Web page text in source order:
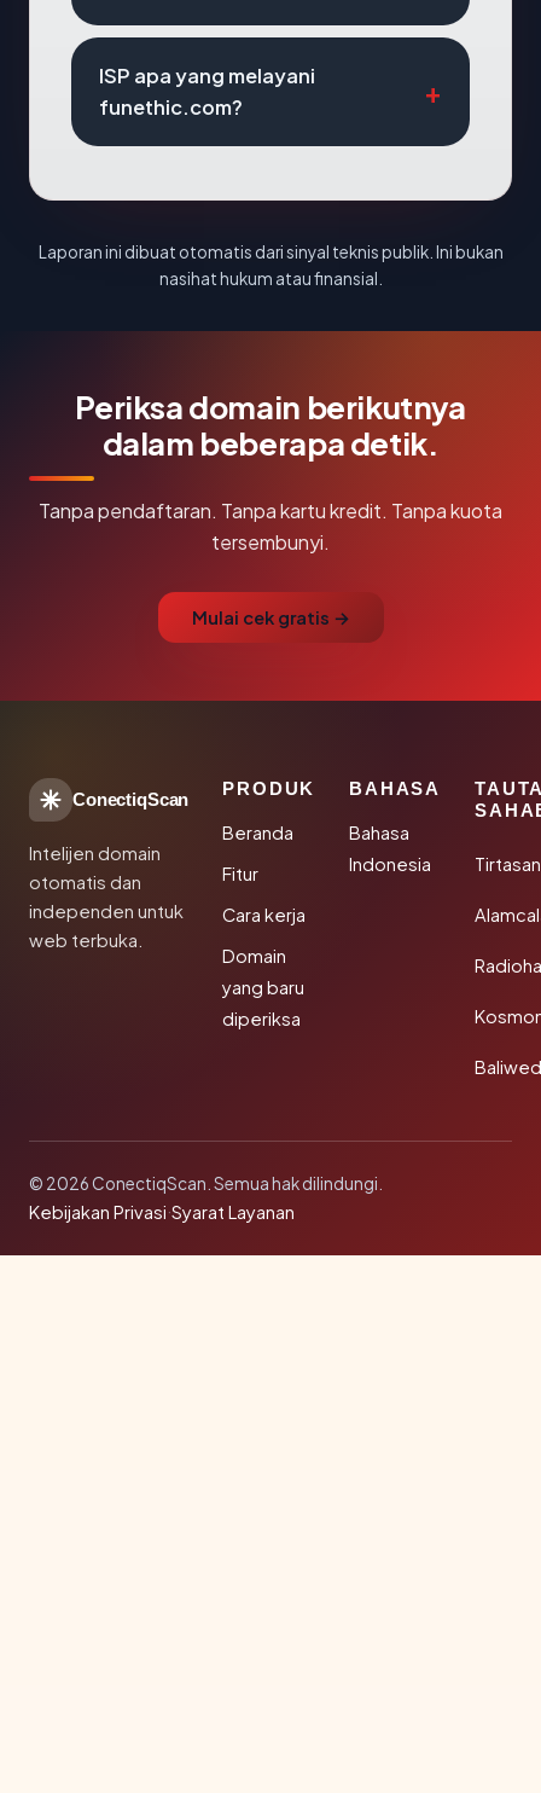
ISP apa yang melayani
funethic.com?
Laporan ini dibuat otomatis dari sinyal teknis publik. Ini bukan
nasihat hukum atau finansial.
Periksa domain berikutnya
dalam beberapa detik.
Tanpa pendaftaran. Tanpa kartu kredit. Tanpa kuota
tersembunyi.
Mulai cek gratis →
ConectiqScan
Intelijen domain
otomatis dan
independen untuk
web terbuka.
PRODUK
Beranda
Fitur
Cara kerja
Domain
yang baru
diperiksa
BAHASA
Bahasa
Indonesia
© 2026 ConectiqScan. Semua hak dilindungi.
Kebijakan Privasi·Syarat Layanan